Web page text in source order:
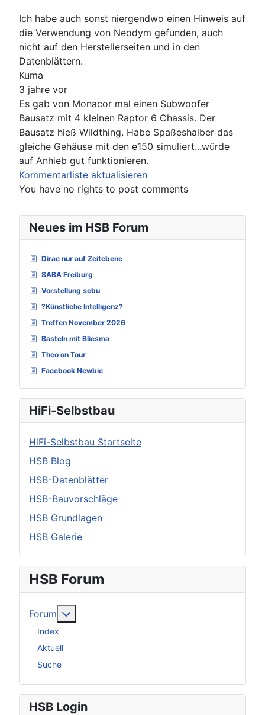
Neues im HSB Forum
Dirac nur auf Zeitebene
SABA Freiburg
Vorstellung sebu
?Künstliche Intelligenz?
Treffen November 2026
Basteln mit Bliesma
Theo on Tour
Facebook Newbie
HiFi-Selbstbau
HiFi-Selbstbau Startseite
HSB Blog
HSB-Datenblätter
HSB-Bauvorschläge
HSB Grundlagen
HSB Galerie
HSB Forum
Forum
Index
Aktuell
Suche
HSB Login
Ich habe auch sonst niergendwo einen Hinweis auf
die Verwendung von Neodym gefunden, auch
nicht auf den Herstellerseiten und in den
Datenblättern.
Kuma
3 jahre vor
Es gab von Monacor mal einen Subwoofer
Bausatz mit 4 kleinen Raptor 6 Chassis. Der
Bausatz hieß Wildthing. Habe Spaßeshalber das
gleiche Gehäuse mit den e150 simuliert...würde
auf Anhieb gut funktionieren.
Kommentarliste aktualisieren
You have no rights to post comments